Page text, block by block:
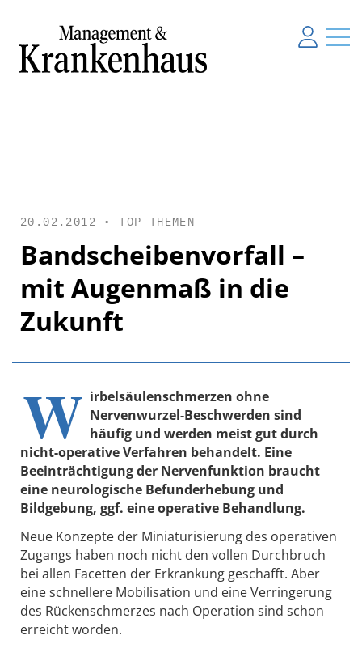
20.02.2012 •TOP-THEMEN
Bandscheibenvorfall –
mit Augenmaß in die
Zukunft
W irbelsäulenschmerzen ohne
Nervenwurzel-Beschwerden sind
häufig und werden meist gut durch
nicht-operative Verfahren behandelt. Eine
Beeinträchtigung der Nervenfunktion braucht
eine neurologische Befunderhebung und
Bildgebung, ggf. eine operative Behandlung.
Neue Konzepte der Miniaturisierung des operativen
Zugangs haben noch nicht den vollen Durchbruch
bei allen Facetten der Erkrankung geschafft. Aber
eine schnellere Mobilisation und eine Verringerung
des Rückenschmerzes nach Operation sind schon
erreicht worden.